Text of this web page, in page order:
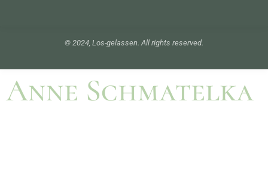
© 2024, Los-gelassen. All rights reserved.
Anne Schmatelka